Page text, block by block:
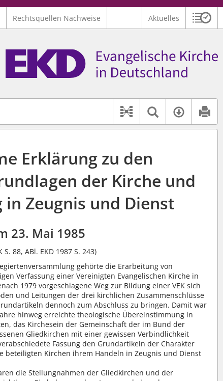
Rechtsquellen Nachweise Aktuelles
auch: "Pfarrerinitiative" oder "Pfarrerausschuss".
Hilfe.
Dokument-
Textsuche
Erklärung zu den
der Kirche und
Zeugnis und Dienst
23. Mai 1985
S. 88, ABl. EKD 1987 S. 243)
gehörte die Erarbeitung von
Verfassung einer Vereinigten Evangelischen Kirche in
1979 vorgeschlagene Weg zur Bildung einer VEK sich
und Leitungen der drei kirchlichen Zusammenschlüsse
dennoch zum Abschluss zu bringen. Damit war
hinweg erreichte theologische Übereinstimmung in
das Kirchesein der Gemeinschaft der im Bund der
Gliedkirchen mit einer gewissen Verbindlichkeit
Fassung den Grundartikeln der Charakter
beteiligten Kirchen ihrem Handeln in Zeugnis und Dienst
die Stellungnahmen der Gliedkirchen und der